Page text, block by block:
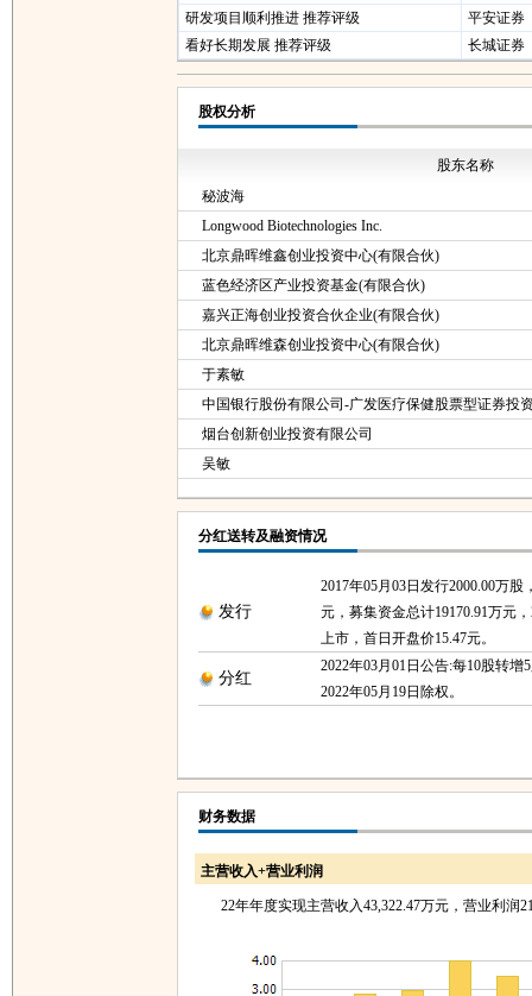
研发项目顺利推进 推荐评级
平安证券
看好长期发展 推荐评级
长城证券
股权分析
股东名称
秘波海
Longwood Biotechnologies Inc.
北京鼎晖维鑫创业投资中心(有限合伙)
蓝色经济区产业投资基金(有限合伙)
嘉兴正海创业投资合伙企业(有限合伙)
北京鼎晖维森创业投资中心(有限合伙)
于素敏
中国银行股份有限公司-广发医疗保健股票型证券投
烟台创新创业投资有限公司
吴敏
分红送转及融资情况
发行
2017年05月03日发行2000.00万股
元，募集资金总计19170.91万元
上市，首日开盘价15.47元。
分红
2022年03月01日公告:每10股转增
2022年05月19日除权。
财务数据
主营收入+营业利润
22年年度实现主营收入43,322.47万元，营业利润